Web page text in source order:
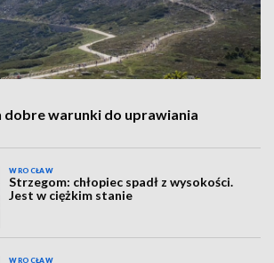
dobre warunki do uprawiania
WROCŁAW
Strzegom: chłopiec spadł z wysokości.
Jest w ciężkim stanie
WROCŁAW